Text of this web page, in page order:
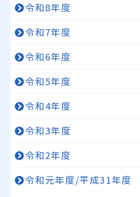
令和8年度
令和7年度
令和6年度
令和5年度
令和4年度
令和3年度
令和2年度
令和元年度/平成31年度